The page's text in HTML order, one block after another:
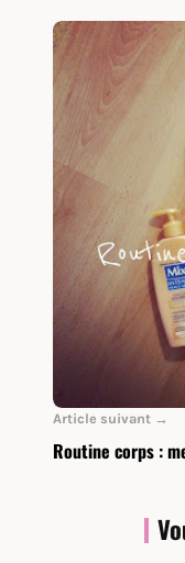
Article suivant →
Routine corps :